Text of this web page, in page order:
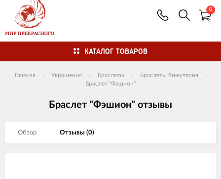
0
КАТАЛОГ ТОВАРОВ
Главная Украшения Браслеты
Браслеты бижутерия
Браслет "Фэшион"
Браслет "Фэшион" отзывы
Обзор Отзывы (0)